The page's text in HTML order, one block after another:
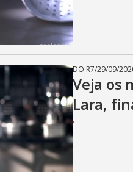
DO R7/29/09/
Veja os
Lara,
.